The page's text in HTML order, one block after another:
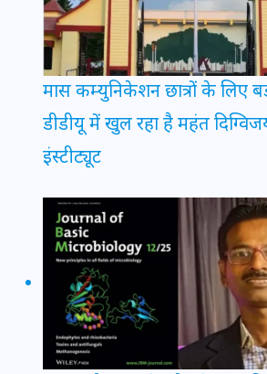
मास कम्युनिकेशन छात्रों के लिए
डीडीयू में खुल रहा है महंत
इंस्टीट्यूट